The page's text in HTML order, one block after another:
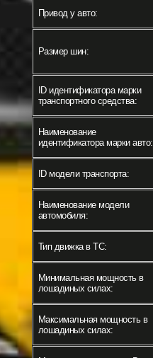
Привод у авто:
Размер шин:
ID идентификатора марки
транспортного средства:
Наименование
идентификатора марки авто:
ID модели транспорта:
Наименование модели
автомобиля:
Тип движка в ТС:
Минимальная мощность в
лошадиных силах:
Максимальная мощность в
лошадиных силах: